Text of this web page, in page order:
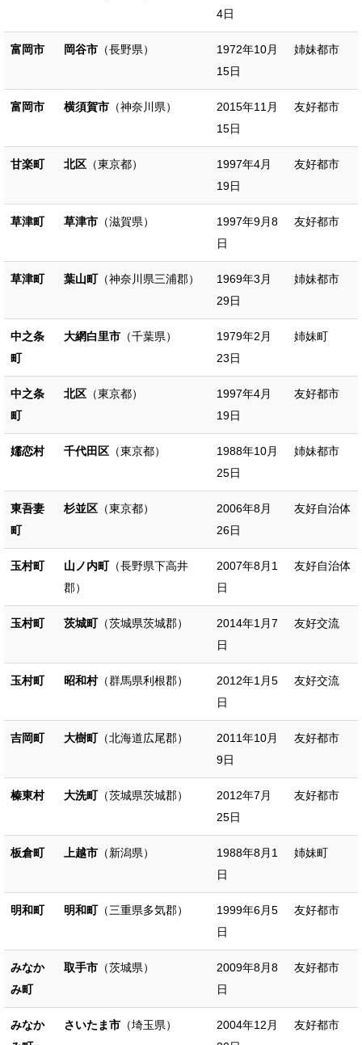
4日
富岡市 岡谷市 （長野県）
1972年10月
15日
姉妹都市
富岡市 横須賀市 （神奈川県）
2015年11月
15日
友好都市
甘楽町 北区 （東京都）
1997年4月
19日
友好都市
草津町 草津市 （滋賀県）
1997年9月8
日
友好都市
草津町 葉山町 （神奈川県三浦郡）
1969年3月
29日
姉妹都市
中之条
町
大網白里市 （千葉県）
1979年2月
23日
姉妹町
中之条
町
北区 （東京都）
1997年4月
19日
友好都市
嬬恋村 千代田区 （東京都）
1988年10月
25日
姉妹都市
東吾妻
町
杉並区 （東京都）
2006年8月
26日
友好自治体
玉村町 山ノ内町
（長野県下高井
郡）
2007年8月1
日
友好自治体
玉村町 茨城町 （茨城県茨城郡）
2014年1月7
日
友好交流
玉村町 昭和村（群馬県利根郡）
2012年1月5
日
友好交流
吉岡町 大樹町 （北海道広尾郡）
2011年10月
9日
友好都市
榛東村 大洗町 （茨城県茨城郡）
2012年7月
25日
友好都市
板倉町 上越市 （新潟県）
1988年8月1
日
姉妹町
明和町 明和町 （三重県多気郡）
1999年6月5
日
友好都市
みなか
み町
取手市 （茨城県）
2009年8月8
日
友好都市
みなか
さいたま市 （埼玉県）
2004年12月
友好都市